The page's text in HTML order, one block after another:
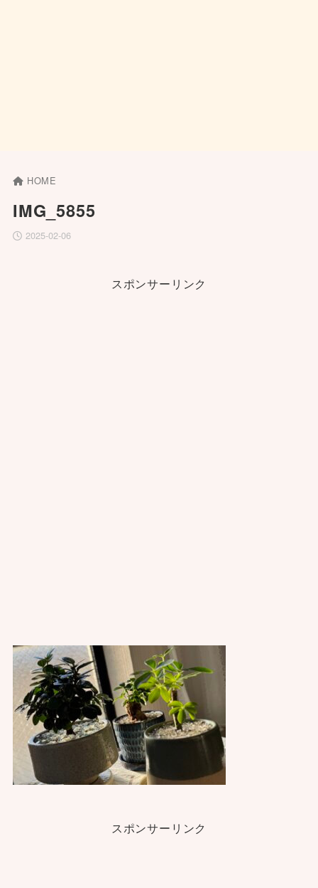
HOME
IMG_5855
2025-02-06
スポンサーリンク
スポンサーリンク